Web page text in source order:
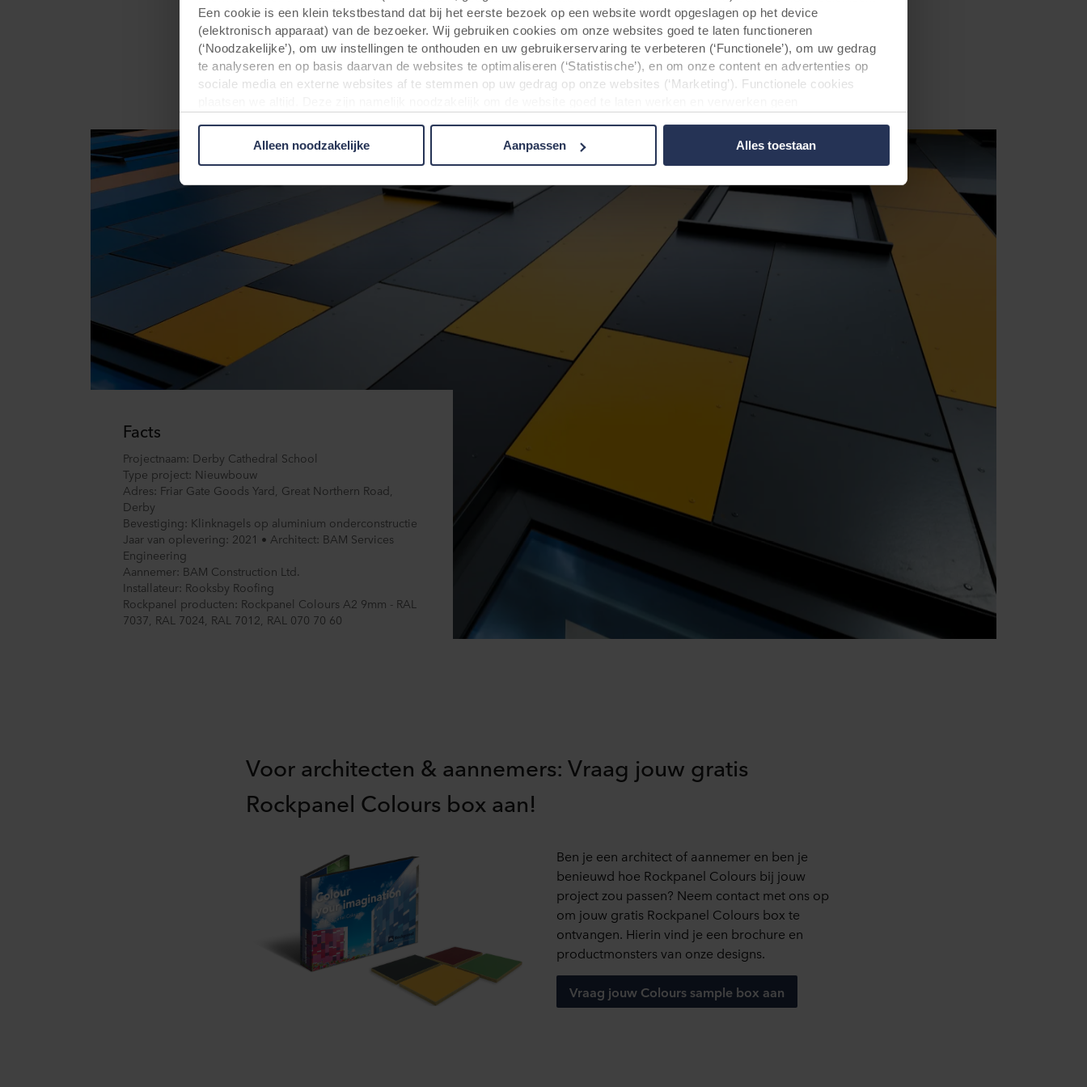
Een cookie is een klein tekstbestand dat bij het eerste bezoek op een website wordt opgeslagen op het device
(elektronisch apparaat) van de bezoeker. Wij gebruiken cookies om onze websites goed te laten functioneren
(‘Noodzakelijke’), om uw instellingen te onthouden en uw gebruikerservaring te verbeteren (‘Functionele’), om uw gedrag
te analyseren en op basis daarvan de websites te optimaliseren (‘Statistische’), en om onze content en advertenties op
sociale media en externe websites af te stemmen op uw gedrag op onze websites (‘Marketing’). Functionele cookies
plaatsen. Informatie over uw gebruik van onze websites kan worden verstrekt aan onze social media-, advertentie- en
die zij hebben verzameld op basis van uw gebruik van hun diensten. Deze partners kunnen gevestigd zijn in onveilige
derde landen, waaronder de Verenigde Staten. Door cookies te accepteren, erkent u ook dat deze gegevensoverdracht
plaatsvindt, ondanks dat het beschermingsniveau in het derde land mogelijk niet gelijk is aan dat in de EU/EER.
Hieronder vindt u meer informatie over de doeleinden, algemene beschrijvingen van de verzamelde informatie, wie elke
cookie plaatst, links naar het privacybeleid van onze potentiële partners en hoe lang elke cookie op uw apparatuur wordt
opgeslagen. Indien u niet wilt dat onze website cookies op uw computer kan opslaan, kunt u dat aangeven in de
cookiemelding die u te zien krijgt bij het eerste bezoek aan onze website. U kunt verder zelf bepalen voor welke
doeleinden cookies mogen worden gebruikt en dus informatie over u mag worden verwerkt via cookies op onze websites.
U kunt uw toestemming op elk moment intrekken of wijzigen door op het cookie-icoontje onderaan de website te klikken.
Over ons gebruik van cookies kunt u meer lezen in de rubriek ‘Over ons’, en over de verwerking van persoonsgegevens
. Daarin staat ook welk specifiek ROCKWOOL-bedrijf de verwerkingsverantwoordelijke is
Alleen noodzakelijke Aanpassen Alles toestaan
en over meerdere verdiepingen, vormen ze één geheel. De willekeurige grijstinten maken de gevels
extra levendig en het oranje/geel zorgt voor mooie kleuraccenten.“
Facts
Projectnaam: Derby Cathedral School
Type project: Nieuwbouw
Adres: Friar Gate Goods Yard, Great Northern Road,
Derby
Bevestiging: Klinknagels op aluminium onderconstructie
Jaar van oplevering: 2021 • Architect: BAM Services
Engineering
Aannemer: BAM Construction Ltd.
Installateur: Rooksby Roofing
Rockpanel producten: Rockpanel Colours A2 9mm - RAL
7037, RAL 7024, RAL 7012, RAL 070 70 60
Voor architecten & aannemers: Vraag jouw gratis
Rockpanel Colours box aan!
Ben je een architect of aannemer en ben je
benieuwd hoe Rockpanel Colours bij jouw
project zou passen? Neem contact met ons op
om jouw gratis Rockpanel Colours box te
ontvangen. Hierin vind je een brochure en
productmonsters van onze designs.
Vraag jouw Colours sample box aan